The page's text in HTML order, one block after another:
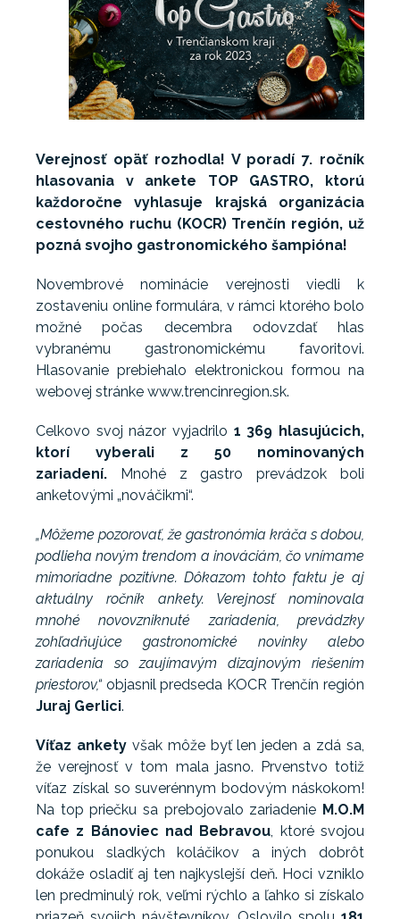
Verejnosť opäť rozhodla! V poradí 7. ročník
hlasovania v ankete TOP GASTRO, ktorú
každoročne vyhlasuje krajská organizácia
cestovného ruchu (KOCR) Trenčín región, už
pozná svojho gastronomického šampióna!
Novembrové nominácie verejnosti viedli k
zostaveniu online formulára, v rámci ktorého bolo
možné počas decembra odovzdať hlas
vybranému gastronomickému favoritovi.
Hlasovanie prebiehalo elektronickou formou na
webovej stránke www.trencinregion.sk.
Celkovo svoj názor vyjadrilo 1 369 hlasujúcich,
ktorí vyberali z 50 nominovaných
zariadení. Mnohé z gastro prevádzok boli
anketovými „nováčikmi“.
„Môžeme pozorovať, že gastronómia kráča s dobou,
podlieha novým trendom a inováciám, čo vnímame
mimoriadne pozitívne. Dôkazom tohto faktu je aj
aktuálny ročník ankety. Verejnosť nominovala
mnohé novovzniknuté zariadenia, prevádzky
zohľadňujúce gastronomické novinky alebo
zariadenia so zaujímavým dizajnovým riešením
priestorov,“ objasnil predseda KOCR Trenčín región
Juraj Gerlici.
Víťaz anketyvšak môže byť len jeden a zdá sa,
že verejnosť v tom mala jasno. Prvenstvo totiž
víťaz získal so suverénnym bodovým náskokom!
Na top priečku sa prebojovalo zariadenie M.O.M
cafe z Bánoviec nad Bebravou, ktoré svojou
ponukou sladkých koláčikov a iných dobrôt
dokáže osladiť aj ten najkyslejší deň. Hoci vzniklo
len predminulý rok, veľmi rýchlo a ľahko si získalo